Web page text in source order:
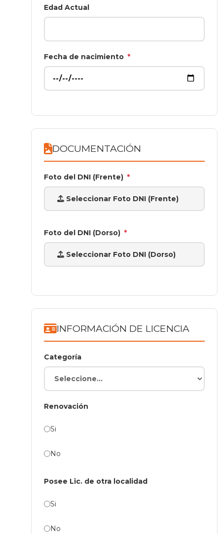
Edad Actual
Fecha de nacimiento *
DOCUMENTACIÓN
Foto del DNI (Frente) *
Seleccionar Foto DNI (Frente)
Foto del DNI (Dorso) *
Seleccionar Foto DNI (Dorso)
INFORMACIÓN DE LICENCIA
Categoría
Renovación
Si
No
Posee Lic. de otra localidad
Si
No